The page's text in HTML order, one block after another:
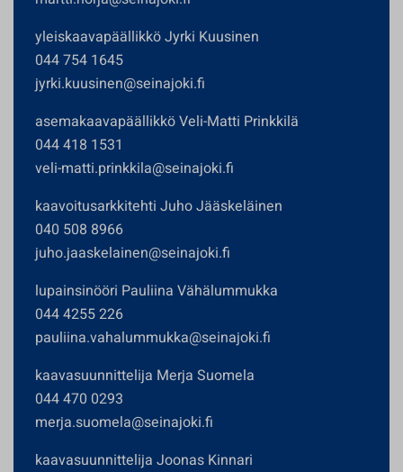
yleiskaavapäällikkö Jyrki Kuusinen
044 754 1645
jyrki.kuusinen@seinajoki.fi
asemakaavapäällikkö Veli-Matti Prinkkilä
044 418 1531
veli-matti.prinkkila@seinajoki.fi
kaavoitusarkkitehti Juho Jääskeläinen
040 508 8966
juho.jaaskelainen@seinajoki.fi
lupainsinööri Pauliina Vähälummukka
044 4255 226
pauliina.vahalummukka@seinajoki.fi
kaavasuunnittelija Merja Suomela
044 470 0293
merja.suomela@seinajoki.fi
kaavasuunnittelija Joonas Kinnari